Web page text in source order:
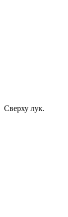
Сверху лук.